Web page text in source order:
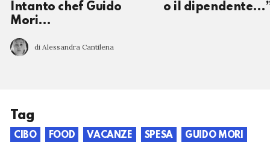
Intanto chef Guido
Mori…
di Alessandra Cantilena
o il
Tag
CIBO FOOD VACANZE SPESA GUIDO MORI